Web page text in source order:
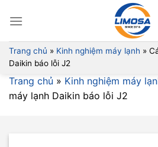
Trang chủ » Kinh nghiệm máy lạnh »
Daikin báo lỗi J2
Trang chủ » Kinh nghiệm máy
máy lạnh Daikin báo lỗi J2